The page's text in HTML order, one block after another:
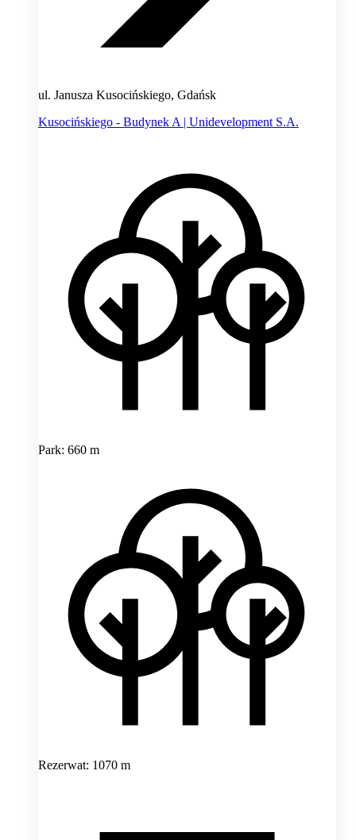
ul. Janusza Kusocińskiego, Gdańsk
Kusocińskiego - Budynek A | Unidevelopment S.A.
Park: 660 m
Rezerwat: 1070 m